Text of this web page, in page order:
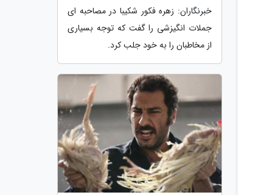
خبرنگاران: زهره فکور شکیبا در مصاحبه ای
جملات انگیزشی را گفت که توجه بسیاری
از مخاطبان را به خود جلب کرد.